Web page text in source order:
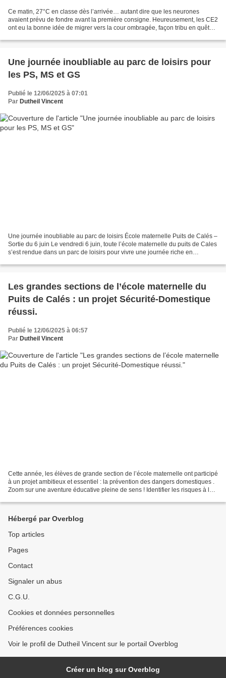
Ce matin, 27°C en classe dès l’arrivée… autant dire que les neurones
avaient prévu de fondre avant la première consigne. Heureusement, les CE2
ont eu la bonne idée de migrer vers la cour ombragée, façon tribu en quête
Une journée inoubliable au parc de loisirs pour
les PS, MS et GS
Publié le 12/06/2025 à 07:01
Par Dutheil Vincent
Une journée inoubliable au parc de loisirs École maternelle Puits de Calés –
Sortie du 6 juin Le vendredi 6 juin, toute l’école maternelle du puits de Cales
s’est rendue dans un parc de loisirs pour vivre une journée riche en
Les grandes sections de l’école maternelle du
Puits de Calés : un projet Sécurité-Domestique
réussi.
Publié le 12/06/2025 à 06:57
Par Dutheil Vincent
Cette année, les élèves de grande section de l’école maternelle ont participé
à un projet ambitieux et essentiel : la prévention des dangers domestiques .
Zoom sur une aventure éducative pleine de sens ! Identifier les risques à la
Hébergé par Overblog
Top articles
Pages
Contact
Signaler un abus
C.G.U.
Cookies et données personnelles
Préférences cookies
Voir le profil de Dutheil Vincent sur le portail Overblog
Créer un blog sur Overblog